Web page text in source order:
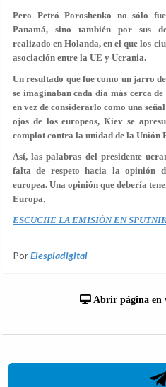
Pero Petró Poroshenko no sólo
Panamá, sino también por sus
realizado en Holanda, en el que los
asociación entre la UE y Ucrania.
Un resultado que fue como un jarro
se imaginaban cada día más cerca
en vez de considerarlo como una
ojos de los europeos, Kiev se
complot contra la unidad de la Unión
Así, las palabras del presidente
falta de respeto hacia la opinión
europea. Una opinión que debería
Europa.
ESCUCHE LA EMISIÓN EN
PorElespiadigital
Abrir página en